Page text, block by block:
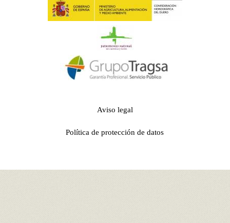
Aviso legal
Política de protección de datos